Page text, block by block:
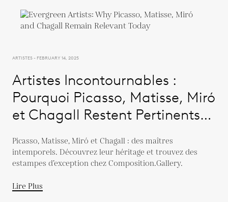
ARTISTES - FEBRUARY 14, 2025
Artistes Incontournables :
Pourquoi Picasso, Matisse, Miró
et Chagall Restent Pertinents
Picasso, Matisse, Miró et Chagall : des maîtres
intemporels. Découvrez leur héritage et trouvez des
estampes d’exception chez Composition.Gallery.
Lire Plus